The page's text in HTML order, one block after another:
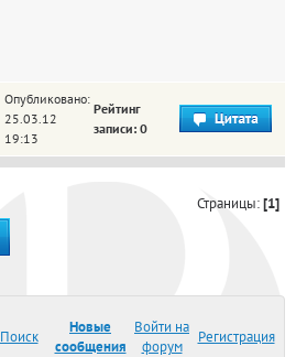
Опубликовано:
25.03.12
19:13
Рейтинг
записи: 0
Страницы:[1]
Поиск
Новые
сообщения
Войти на
форум
Регистрация